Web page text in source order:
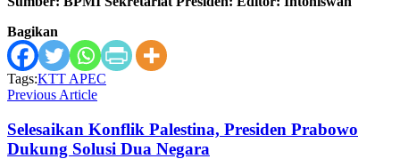
Bagikan
Tags:KTT APEC
Previous Article
Selesaikan Konflik Palestina, Presiden Prabowo
Dukung Solusi Dua Negara